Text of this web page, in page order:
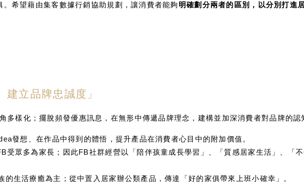
希望藉由集客數據行銷協助規劃，讓消費者能夠 明確劃分兩者的區別，以分別打進
立品牌忠誠度」
多樣化；擺脫頻發優惠訊息，在無形中傳遞品牌理念，建構並加深消費者對品牌的認
發想、在作品中得到的體悟，提升產品在消費者心目中的附加價值。
受眾多為家長；因此FB社群經營以「陪伴孩童成長學習」、「質感居家生活」、「
生活療癒為主；從中置入居家辦公類產品，傳達「好的家俱帶來上班小確幸」。